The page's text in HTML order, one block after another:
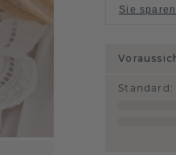
Sie sparen
Standard :